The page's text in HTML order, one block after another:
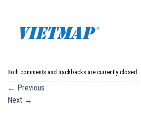
Both comments and trackbacks are currently closed.
← Previous
Next →